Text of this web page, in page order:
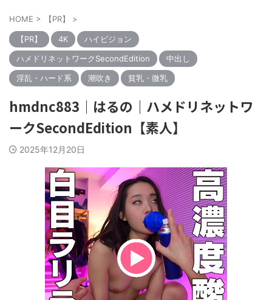
HOME > 【PR】 >
【PR】 4K
ハイビジョン
ハメドリネットワークSecondEdition
中出し
淫乱・ハード系
潮吹き 貧乳・微乳
hmdnc883｜はるの｜ハメドリネットワ
ークSecondEdition【素人】
2025年12月20日